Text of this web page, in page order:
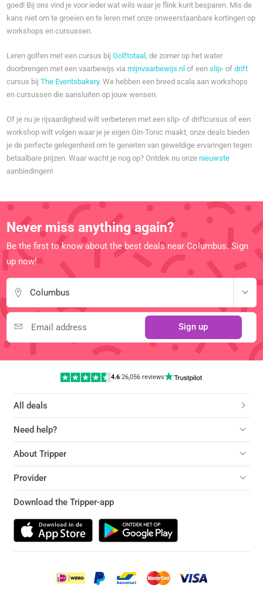
goed! Bij ons vind je voor ieder wat wils waar je flink kunt besparen. Mis de
kans niet om te groeien en te leren met onze onweerstaanbare kortingen op
workshops en cursussen.
Leren golfen met een cursus bijGolftotaal , de zomer op het water
doorbrengen met een vaarbewijs viamijnvaarbewijs.nl of eenslip- ofdrift
cursus bijThe Eventsbakery. We hebben een breed scala aan workshops
en cursussen die aansluiten op jouw wensen.
Of je nu je rijvaardigheid wilt verbeteren met een slip- of driftcursus of een
workshop wilt volgen waar je je eigen Gin-Tonic maakt, onze deals bieden
je de perfecte gelegenheid om te genieten van geweldige ervaringen tegen
betaalbare prijzen. Waar wacht je nog op? Ontdek nu onzenieuwste
aanbiedingen!
Never miss anything again?
Be the first to know about the best deals near Columbus. Sign
up now!
Columbus
Sign up
4.6| 26,056 reviews
All deals
Need help?
About Tripper
Provider
Download the Tripper-app